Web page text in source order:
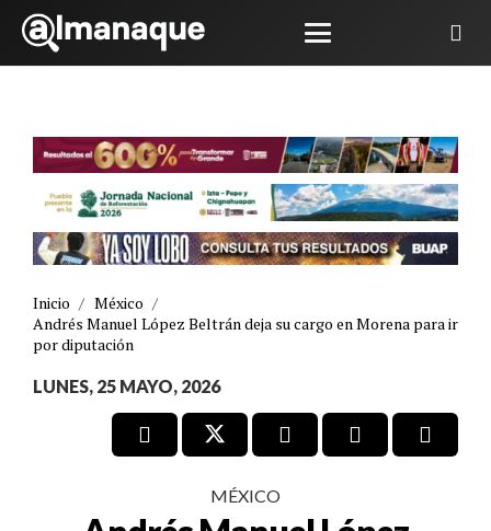
Inicio / México /
Andrés Manuel López Beltrán deja su cargo en Morena para ir
por diputación
LUNES, 25 MAYO, 2026
MÉXICO